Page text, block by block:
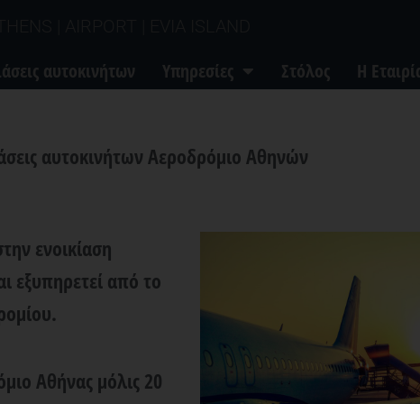
αυτοκινήτων Υπηρεσίες Στόλος Η
αυτοκινήτων Αεροδρόμιο Αθηνών
ενοικίαση
εξυπηρετεί από το
Αθήνας μόλις 20